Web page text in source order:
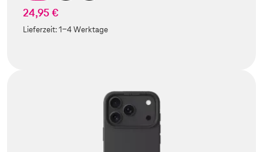
24,95 €
Lieferzeit:1-4 Werktage